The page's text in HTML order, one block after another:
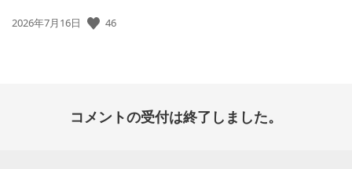
公
2026年7月16日 46
コメントの受付は終了しました。